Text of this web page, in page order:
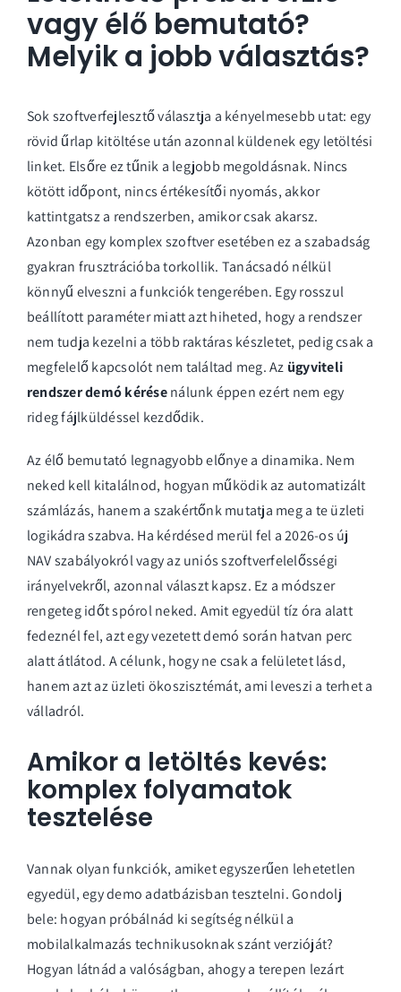
vagy élő bemutató?
Melyik a jobb választás?
Sok szoftverfejlesztő választja a kényelmesebb utat: egy
rövid űrlap kitöltése után azonnal küldenek egy letöltési
linket. Elsőre ez tűnik a legjobb megoldásnak. Nincs
kötött időpont, nincs értékesítői nyomás, akkor
kattintgatsz a rendszerben, amikor csak akarsz.
Azonban egy komplex szoftver esetében ez a szabadság
gyakran frusztrációba torkollik. Tanácsadó nélkül
könnyű elveszni a funkciók tengerében. Egy rosszul
beállított paraméter miatt azt hiheted, hogy a rendszer
nem tudja kezelni a több raktáras készletet, pedig csak a
megfelelő kapcsolót nem találtad meg. Az ügyviteli
rendszer demó kérésenálunk éppen ezért nem egy
rideg fájlküldéssel kezdődik.
Az élő bemutató legnagyobb előnye a dinamika. Nem
neked kell kitalálnod, hogyan működik az automatizált
számlázás, hanem a szakértőnk mutatja meg a te üzleti
logikádra szabva. Ha kérdésed merül fel a 2026-os új
NAV szabályokról vagy az uniós szoftverfelelősségi
irányelvekről, azonnal választ kapsz. Ez a módszer
rengeteg időt spórol neked. Amit egyedül tíz óra alatt
fedeznél fel, azt egy vezetett demó során hatvan perc
alatt átlátod. A célunk, hogy ne csak a felületet lásd,
hanem azt az üzleti ökoszisztémát, ami leveszi a terhet a
válladról.
Amikor a letöltés kevés:
komplex folyamatok
tesztelése
Vannak olyan funkciók, amiket egyszerűen lehetetlen
egyedül, egy demo adatbázisban tesztelni. Gondolj
bele: hogyan próbálnád ki segítség nélkül a
mobilalkalmazás technikusoknakszánt verzióját?
Hogyan látnád a valóságban, ahogy a terepen lezárt